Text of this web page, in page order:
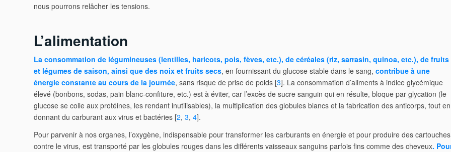
nous pourrons relâcher les tensions.
L’alimentation
La consommation de légumineuses (lentilles, haricots, pois, fèves, etc.), de céréales (riz, sarrasin, quinoa, etc.), de fruits
et légumes de saison, ainsi que des noix et fruits secs, en fournissant du glucose stable dans le sang, contribue à une
énergie constante au cours de la journée, sans risque de prise de poids [3]. La consommation d’aliments à indice glycémique
élevé (bonbons, sodas, pain blanc-confiture, etc.) est à éviter, car l’excès de sucre sanguin qui en résulte, bloque par glycation (le
glucose se colle aux protéines, les rendant inutilisables), la multiplication des globules blancs et la fabrication des anticorps, tout en
donnant du carburant aux virus et bactéries [2, 3, 4].
Pour parvenir à nos organes, l’oxygène, indispensable pour transformer les carburants en énergie et pour produire des cartouches
contre le virus, est transporté par les globules rouges dans les différents vaisseaux sanguins parfois fins comme des cheveux.